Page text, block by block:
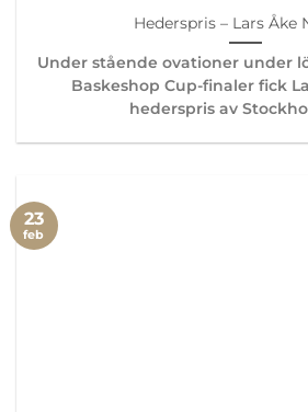
Hederspris – Lars Åke
Under stående ovationer under
Baskeshop Cup-finaler fick
hederspris av
23
feb